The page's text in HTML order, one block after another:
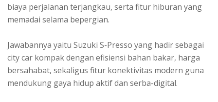
biaya perjalanan terjangkau, serta fitur hiburan yang
memadai selama bepergian.
Jawabannya yaitu Suzuki S-Presso yang hadir sebagai
city car kompak dengan efisiensi bahan bakar, harga
bersahabat, sekaligus fitur konektivitas modern guna
mendukung gaya hidup aktif dan serba-digital.